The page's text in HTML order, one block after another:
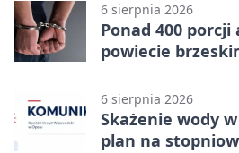
6 sierpnia 2026
Ponad 400
powiecie
6 sierpnia 2026
Skażenie wody
plan na